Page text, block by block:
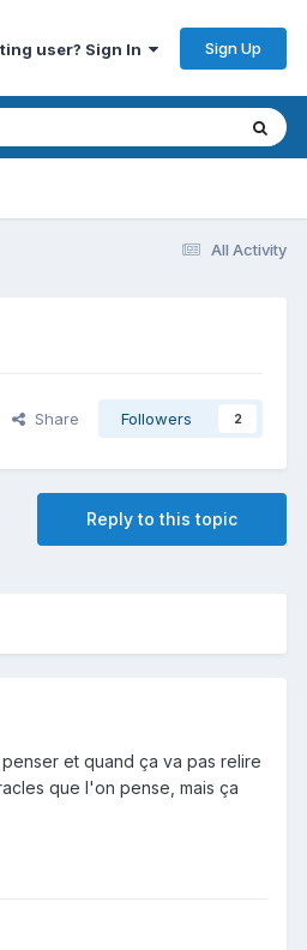
user? Sign In Sign Up
All Activity
Share Followers 2
Reply to this topic
et quand ça va pas relire
que l'on pense, mais ça